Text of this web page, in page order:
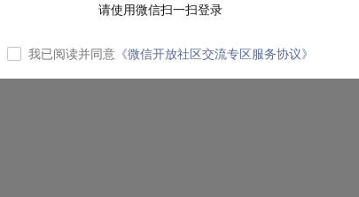
请使用微信扫一扫登录
我已阅读并同意 《微信开放社区交流专区服务协议》